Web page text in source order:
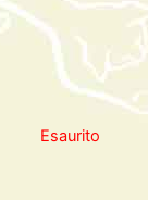
Esaurito